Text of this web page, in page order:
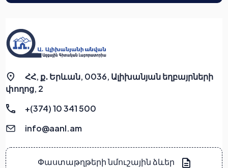
ՀՀ, ք․ Երևան, 0036, Ալիխանյան եղբայրների
փողոց, 2
+(374) 10 341 500
info@aanl.am
Փաստաթղթերի նմուշային ձևեր